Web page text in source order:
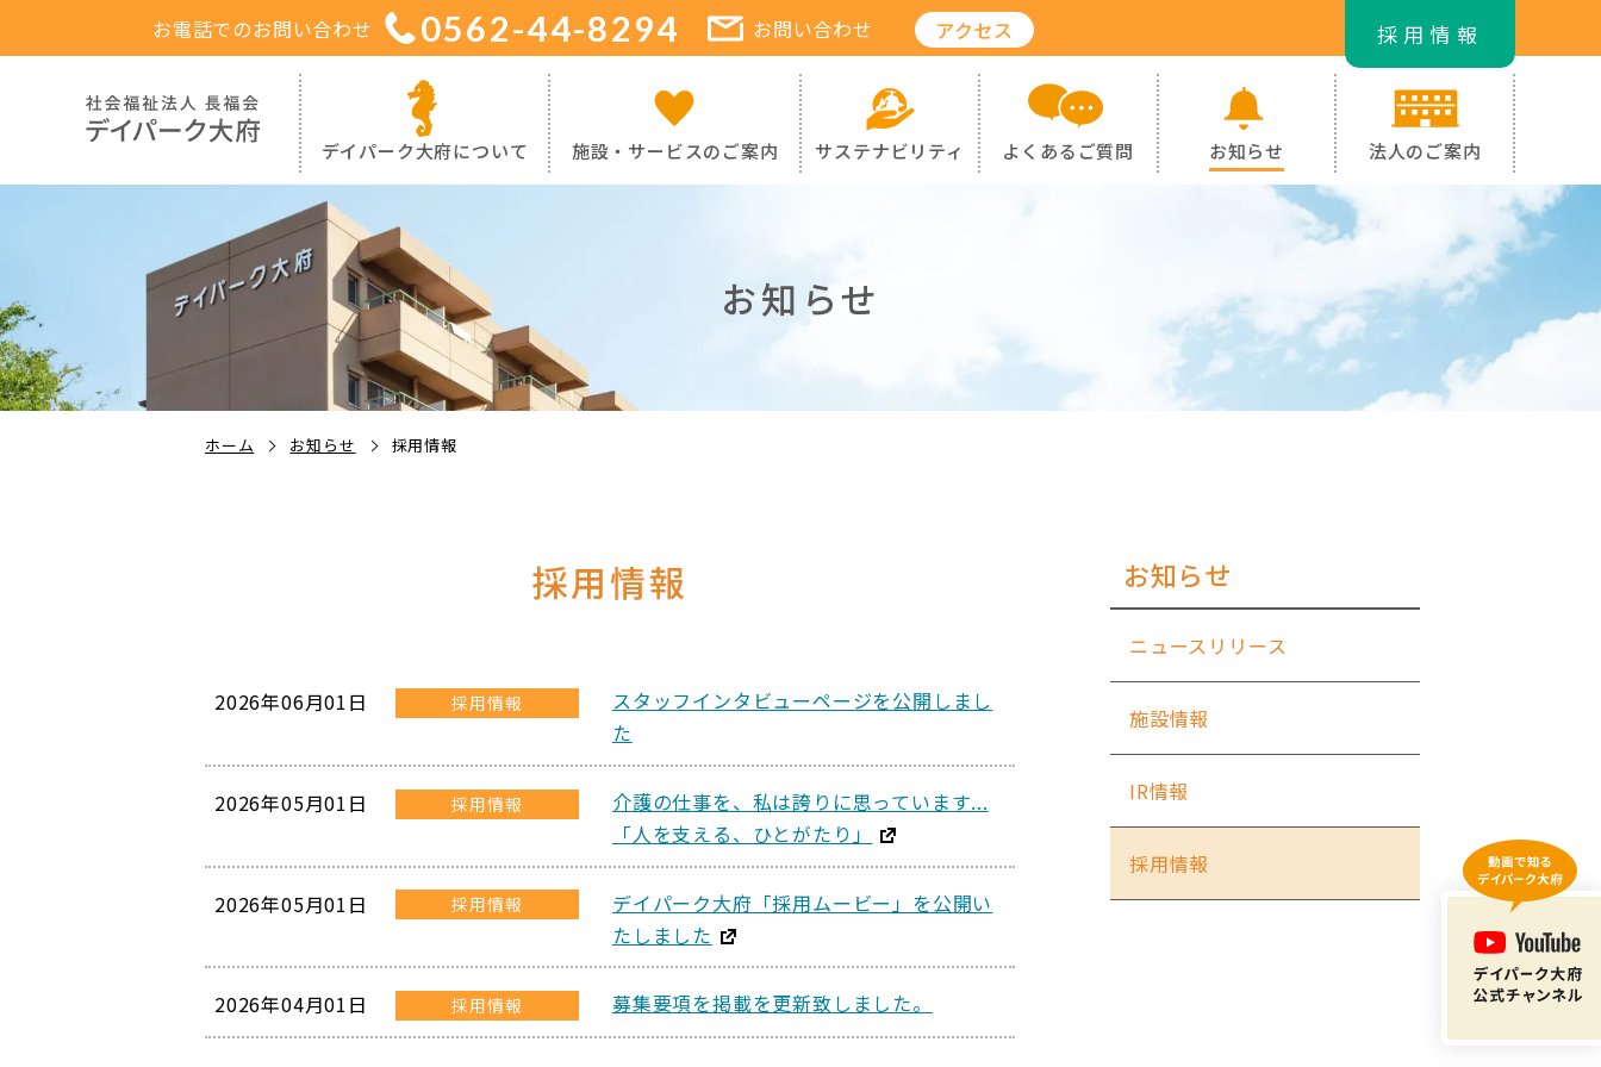
お電話でのお問い合わせ 0562-44-8294 お問い合わせ アクセス 採用情報
デイパーク大府について 施設・サービスのご案内 サステナビリティ よくあるご質問 お知らせ 法人のご案内
お知らせ
ホーム お知らせ 採用情報
採用情報
2026年06月01日 採用情報
スタッフインタビューページを公開しまし
た
2026年05月01日 採用情報
介護の仕事を、私は誇りに思っています...
「人を支える、ひとがたり」
2026年05月01日 採用情報
デイパーク大府「採用ムービー」を公開い
たしました
2026年04月01日 採用情報 募集要項を掲載を更新致しました。
お知らせ
ニュースリリース
施設情報
IR情報
採用情報